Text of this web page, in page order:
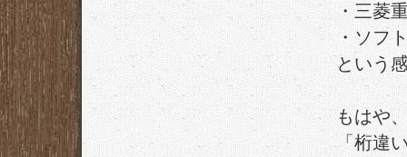
・三菱
・ソフ
という
もはや
「桁違